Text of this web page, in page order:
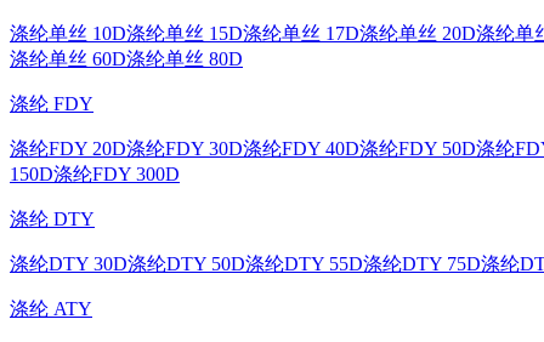
涤纶单丝 10D涤纶单丝 15D涤纶单丝 17D涤纶单丝 20D涤纶单
涤纶单丝 60D涤纶单丝 80D
涤纶 FDY
涤纶FDY 20D涤纶FDY 30D涤纶FDY 40D涤纶FDY 50D涤纶
150D涤纶FDY 300D
涤纶 DTY
涤纶DTY 30D涤纶DTY 50D涤纶DTY 55D涤纶DTY 75D涤纶
涤纶 ATY